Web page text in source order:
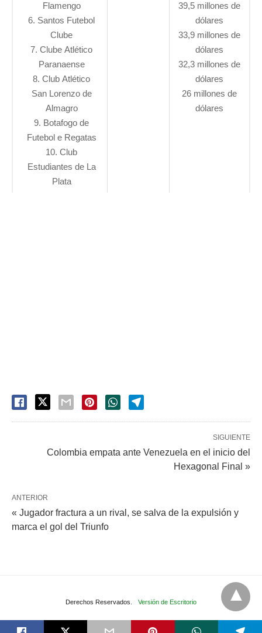
Flamengo
6. Santos Futebol
Clube
7. Clube Atlético
Paranaense
8. Club Atlético
San Lorenzo de
Almagro
9. Botafogo de
Futebol e Regatas
10. Club
Estudiantes de La
Plata
39,5 millones de
dólares
33,9 millones de
dólares
32,3 millones de
dólares
26 millones de
dólares
SIGUIENTE
Colombia empata ante Venezuela en el inicio del
Hexagonal Final »
ANTERIOR
« Jugador fractura a un rival, se salva de la expulsión y
marca el gol del Triunfo
Derechos Reservados. Versión de Escritorio